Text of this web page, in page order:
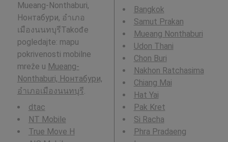
Mueang-Nonthaburi,
Нонтабури, อำเภอ
เมืองนนทบุรีTakođe
pogledajte: mapu
pokrivenosti mobilne
mreže u Mueang-
Nonthaburi, Нонтабури,
อำเภอเมืองนนทบุรี.
dtac
NT Mobile
True Move H
Bangkok
Samut Prakan
Mueang Nonthaburi
Udon Thani
Chon Buri
Nakhon Ratchasima
Chiang Mai
Hat Yai
Pak Kret
Si Racha
Phra Pradaeng